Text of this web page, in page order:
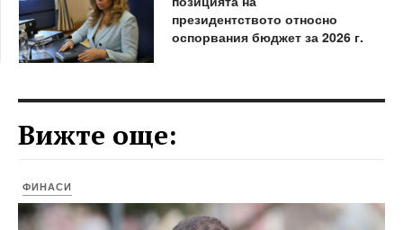
президентството относно
оспорвания бюджет за 2026 г.
Вижте още:
ФИНАСИ